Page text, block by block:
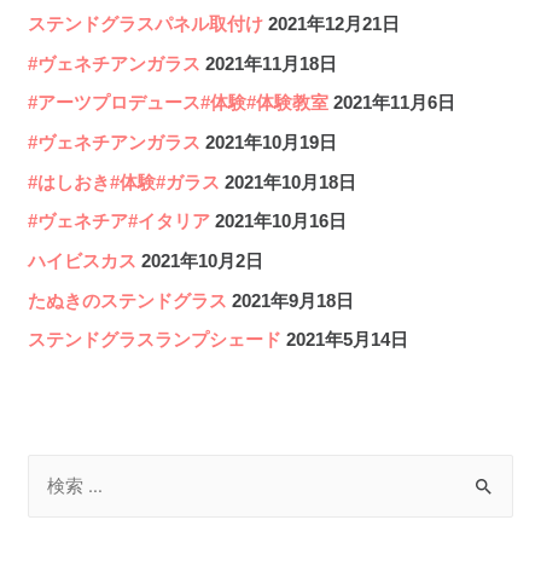
ステンドグラスパネル取付け 2021年12月21日
#ヴェネチアンガラス 2021年11月18日
#アーツプロデュース#体験#体験教室 2021年11月6日
#ヴェネチアンガラス 2021年10月19日
#はしおき#体験#ガラス 2021年10月18日
#ヴェネチア#イタリア 2021年10月16日
ハイビスカス 2021年10月2日
たぬきのステンドグラス 2021年9月18日
ステンドグラスランプシェード 2021年5月14日
ス
パ
ネ
ル
取
付
け